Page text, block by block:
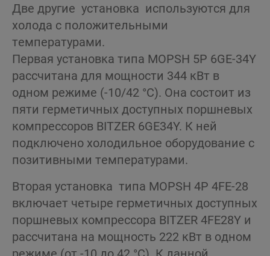
Две другие установка используются для
холода с положительными
температурами.
Первая установка типа MOPSH 5P 6GE-34Y
рассчитана для мощности 344 кВт в
одном режиме (-10/42 °C). Она состоит из
пяти герметичных доступных поршневых
компрессоров BITZER 6GE34Y. К ней
подключено холодильное оборудование с
позитивными температурами.
Вторая установка типа MOPSH 4P 4FE-28
включает четыре герметичных доступных
поршневых компрессора BITZER 4FE28Y и
рассчитана на мощность 222 кВт в одном
режиме (от -10 до 42 °C). К данной